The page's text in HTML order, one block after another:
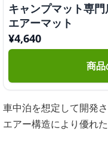
キャンプマット専
エアーマット
¥4,640
商品
車中泊を想定して開発
エアー構造により優れ